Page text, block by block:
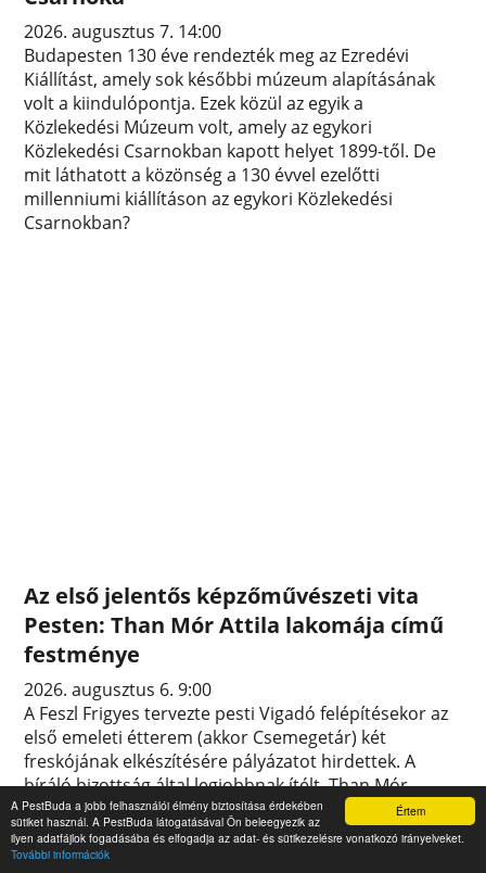
Értem
A PestBuda a jobb felhasználói élmény biztosítása érdekében
sütiket használ. A PestBuda látogatásával Ön beleegyezik az
ilyen adatfájlok fogadásába és elfogadja az adat- és sütikezelésre vonatkozó irányelveket.
További információk
2026. augusztus 7. 14:00
Budapesten 130 éve rendezték meg az Ezredévi
Kiállítást, amely sok későbbi múzeum alapításának
volt a kiindulópontja. Ezek közül az egyik a
Közlekedési Múzeum volt, amely az egykori
Közlekedési Csarnokban kapott helyet 1899-től. De
mit láthatott a közönség a 130 évvel ezelőtti
millenniumi kiállításon az egykori Közlekedési
Csarnokban?
Az első jelentős képzőművészeti vita
Pesten: Than Mór Attila lakomája című
festménye
2026. augusztus 6. 9:00
A Feszl Frigyes tervezte pesti Vigadó felépítésekor az
első emeleti étterem (akkor Csemegetár) két
freskójának elkészítésére pályázatot hirdettek. A
bíráló bizottság által legjobbnak ítélt, Than Mór
festette képet azonban Pest város tanácsa nem
fogadta el, s ez éles vitát váltott ki az érintettek
között. Az ellentétet a Helytartótanács oldotta fel